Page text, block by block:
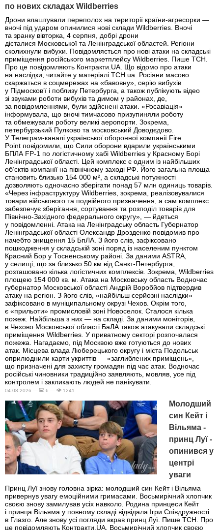
по нових складах Wildberries
Дрони влаштували переполох на території країни-агресорки —
вночі під ударом опинилися нові склади Wildberries. Вночі
та зранку вівторка, 4 серпня, добрі дрони
дісталися Московської та Ленінградської областей. Регіони
сколихнули вибухи. Повідомляється про нові атаки на складські
приміщення російського маркетплейсу Wildberries. Пише ТСН.
Про це повідомляють Контракти.UA. Що відомо про атаки
на наслідки, читайте у матеріалі ТСН.ua. Росіяни масово
скаржаться в соцмережах на «бавовну», серію вибухів
у Підмосков’ї і поблизу Петербурга, а також публікують відео
зі звуками роботи вибухів та димом у районах, де,
за повідомленнями, були здійснені атаки. «Росавіація»
інформувала, що вночі тимчасово призупиняли роботу
та обмежували роботу великі аеропорти. Зокрема,
петербурзький Пулково та московський Доводєдово.
У Телеграм-каналі української оборонної компанії Fire
Point повідомили, що Сили оборони вдарили українськими
БПЛА FP-1 по логістичному хабі Wildberries у Красному Борі
Ленінградської області. Цей комплекс є одним із найбільших
об’єктів компанії на північному заході РФ. Його загальна площа
становить близько 154 000 м², а складські потужності
дозволяють одночасно зберігати понад 57 млн одиниць товарів.
«Через інфраструктуру Wildberries, зокрема, реалізовувалися
товари військового та подвійного призначення, а сам комплекс
забезпечує зберігання, сортування та розподіл товарів для
Північно-Західного федерального округу», — йдеться
у повідомленні. Атака на Ленінградську область Губернатор
Ленінградської області Олександр Дрозденко повідомив про
начебто знищення 15 БпЛА. З його слів, зафіксовано
пошкодження у складській зоні поряд із населеним пунктом
Красний Бор у Тосненському районі. За даними ASTRA,
у селищі, що за близько 50 км від Санкт-Петербурга,
розташовано кілька логістичних комплексів. Зокрема, Wildberries
площею 154 000 кв. м. Атака на Московську область Водночас
губернатор Московської області Андрій Воробйов підтвердив
атаку на регіон. З його слів, «найбільш серйозні наслідки»
зафіксовано в муніципальному окрузі Чехов. Окрім того,
є «прильоти» промисловій зоні Новоселок. Сталося кілька
пожеж. Найбільша з них — на складі. За даними моніторів,
в Чехово Московської області БаЛА також атакували складські
приміщення Wildberries. У приватному секторі розпочалася
пожежа. Нагадаємо, під Москвою вже готуються до нових
атак. Місцева влада Люберецького округу і міста Подольськ
оприлюднили карти укриттів — «заглиблених приміщень»,
що призначені для захисту громадян під час атак. Водночас
російські чиновники традиційно заявляють, мовляв, усе під
контролем і закликають людей не панікувати.
04.08.2026 — 6 — 1241
Молодший
син Кейт і
Вільяма -
принц Луї -
опинився у
центрі
уваги
Принц Луї знову головна зірка: молодший син Кейт і Вільяма
привернув увагу емоційними гримасами. Восьмирічний хлопчик
своєю знову замилував усіх навколо. Родина принцеси Кейт
і принца Вільяма у повному складі відвідала Ігри Співдружності
в Глазго. Але знову усі погляди вкрав принц Луї. Пише ТСН. Про
це повідомляють Контракти.UA. Восьмирічний хлопчик своєю